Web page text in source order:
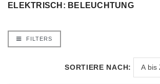
ELEKTRISCH: BELEUCHTUNG
FILTERS
SORTIERE NACH: